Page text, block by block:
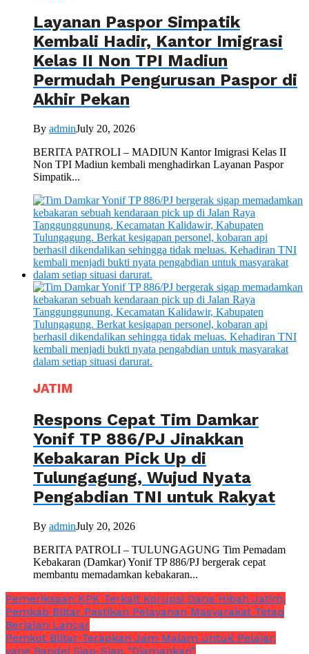
Layanan Paspor Simpatik
Kembali Hadir, Kantor Imigrasi
Kelas II Non TPI Madiun
Permudah Pengurusan Paspor di
Akhir Pekan
By adminJuly 20, 2026
BERITA PATROLI – MADIUN Kantor Imigrasi Kelas II
Non TPI Madiun kembali menghadirkan Layanan Paspor
Simpatik...
JATIM
Respons Cepat Tim Damkar
Yonif TP 886/PJ Jinakkan
Kebakaran Pick Up di
Tulungagung, Wujud Nyata
Pengabdian TNI untuk Rakyat
By adminJuly 20, 2026
BERITA PATROLI – TULUNGAGUNG Tim Pemadam
Kebakaran (Damkar) Yonif TP 886/PJ bergerak cepat
membantu memadamkan kebakaran...
Pemeriksaan KPK Terkait Korupsi Dana Hibah Jatim,
Pemkab Blitar Pastikan Pelayanan Masyarakat Tetap
Berjalan Lancar
Pemkot Blitar Terapkan Jam Malam untuk Pelajar,
yang Bandel Siap-Siap “Diamankan”